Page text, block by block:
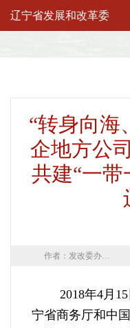
辽宁省发展和改革委
“转身向
企地方公
共建“一带
作者：发改委办公室审核员
2018年4月15
宁省商务厅和中